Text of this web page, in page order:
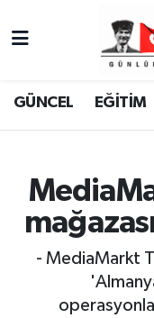
GÜNCEL EĞİTİM
- MediaMarkt
GÜNCEL
MEDYA
SPOR
Zonguldak
Zonguldak
Zonguldak
TFF 3.Lig
Tüm Manşetler